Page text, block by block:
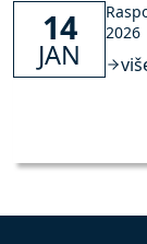
14
JAN
2026